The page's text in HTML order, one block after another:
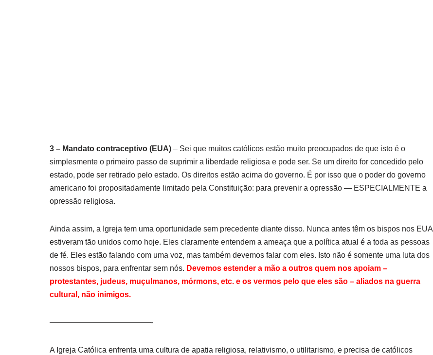
3 – Mandato contraceptivo (EUA) – Sei que muitos católicos estão muito preocupados de que isto é o
simplesmente o primeiro passo de suprimir a liberdade religiosa e pode ser. Se um direito for concedido pelo
estado, pode ser retirado pelo estado. Os direitos estão acima do governo. É por isso que o poder do governo
americano foi propositadamente limitado pela Constituição: para prevenir a opressão — ESPECIALMENTE a
opressão religiosa.
Ainda assim, a Igreja tem uma oportunidade sem precedente diante disso. Nunca antes têm os bispos nos EUA
estiveram tão unidos como hoje. Eles claramente entendem a ameaça que a política atual é a toda as pessoas
de fé. Eles estão falando com uma voz, mas também devemos falar com eles. Isto não é somente uma luta dos
nossos bispos, para enfrentar sem nós. Devemos estender a mão a outros quem nos apoiam –
protestantes, judeus, muçulmanos, mórmons, etc. e os vermos pelo que eles são – aliados na guerra
cultural, não inimigos.
—————————————-
A Igreja Católica enfrenta uma cultura de apatia religiosa, relativismo, o utilitarismo, e precisa de católicos